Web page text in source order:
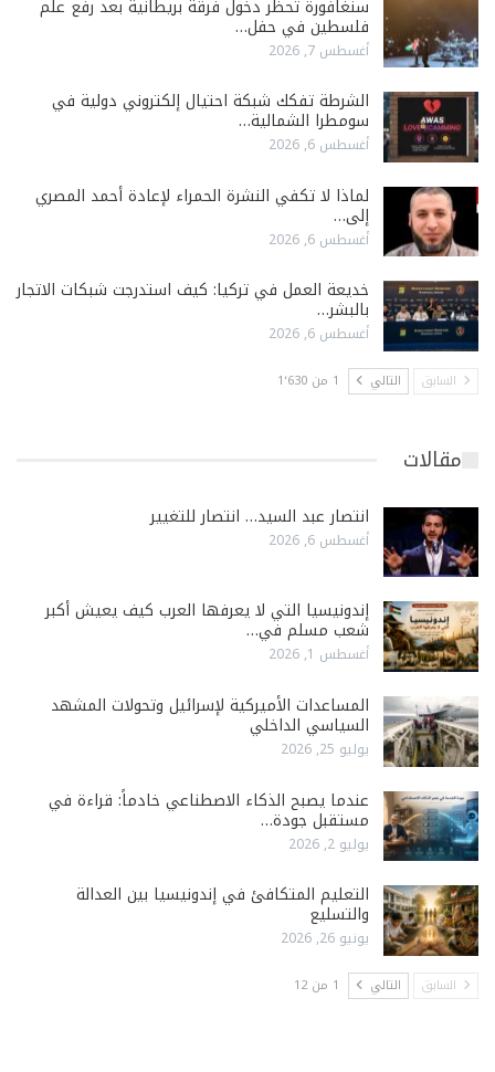
سنغافورة تحظر دخول فرقة بريطانية بعد رفع علم
فلسطين في حفل…
أغسطس 7, 2026
الشرطة تفكك شبكة احتيال إلكتروني دولية في
سومطرا الشمالية…
أغسطس 6, 2026
لماذا لا تكفي النشرة الحمراء لإعادة أحمد المصري
إلى…
أغسطس 6, 2026
خديعة العمل في تركيا: كيف استدرجت شبكات الاتجار
بالبشر…
أغسطس 6, 2026
السابق التالي 1 من 1٬630
مقالات
انتصار عبد السيد… انتصار للتغيير
أغسطس 6, 2026
إندونيسيا التي لا يعرفها العرب كيف يعيش أكبر
شعب مسلم في…
أغسطس 1, 2026
المساعدات الأميركية لإسرائيل وتحولات المشهد
السياسي الداخلي
يوليو 25, 2026
عندما يصبح الذكاء الاصطناعي خادماً: قراءة في
مستقبل جودة…
يوليو 2, 2026
التعليم المتكافئ في إندونيسيا بين العدالة
والتسليع
يونيو 26, 2026
السابق التالي 1 من 12